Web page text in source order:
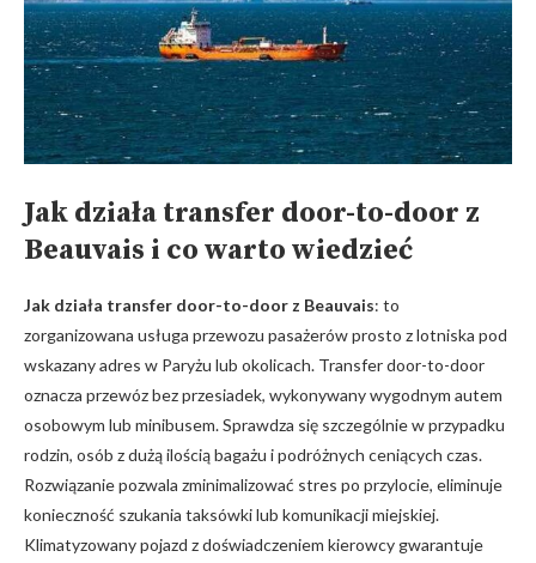
Jak działa transfer door-to-door z
Beauvais i co warto wiedzieć
Jak działa transfer door-to-door z Beauvais: to
zorganizowana usługa przewozu pasażerów prosto z lotniska pod
wskazany adres w Paryżu lub okolicach. Transfer door-to-door
oznacza przewóz bez przesiadek, wykonywany wygodnym autem
osobowym lub minibusem. Sprawdza się szczególnie w przypadku
rodzin, osób z dużą ilością bagażu i podróżnych ceniących czas.
Rozwiązanie pozwala zminimalizować stres po przylocie, eliminuje
konieczność szukania taksówki lub komunikacji miejskiej.
Klimatyzowany pojazd z doświadczeniem kierowcy gwarantuje